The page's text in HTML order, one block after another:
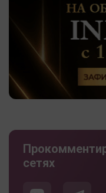
сетях